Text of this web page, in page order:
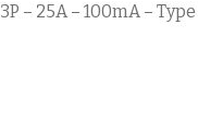
– 25A – 100mA –